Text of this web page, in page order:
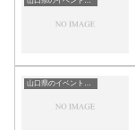
山口県のイベント会場一覧